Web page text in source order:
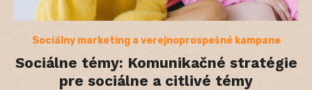
Sociálny marketing a verejnoprospešné kampane
Sociálne témy: Komunikačné stratégie
pre sociálne a citlivé témy